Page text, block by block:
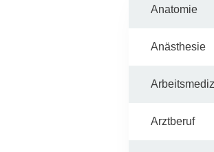
Zentrale Forschungseinrichtung
Akademische
Für Postdoktorand:innen
Anatomie
Anästhesie
Arztberuf